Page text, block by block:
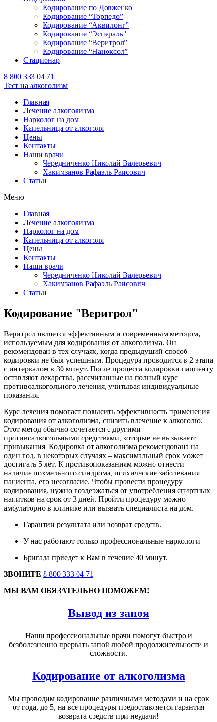
Кодирование по Довженко
Кодирование “Торпедо”
Кодирование “Аквилонг”
Кодирование “Эспераль”
Кодирование “Веритрол”
Кодирование “Наноксол”
Стационар
8 800 333 04 71
Тест на алкоголизм
Главная
Лечение алкоголизма
Нарколог на дом
Капельница от алкоголя
Цены
Контакты
Наши врачи
Чередниченко Николай Валерьевич
Хакимзанов Рафаэль Раисович
Статьи
Меню
Главная
Лечение алкоголизма
Нарколог на дом
Капельница от алкоголя
Цены
Контакты
Наши врачи
Чередниченко Николай Валерьевич
Хакимзанов Рафаэль Раисович
Статьи
Кодирование "Веритрол"
Веритрол является эффективным и современным методом,
используемым для кодирования от алкоголизма. Он
рекомендован в тех случаях, когда предыдущий способ
кодировки не был успешным. Процедура проводится в 2 этапа
с интервалом в 30 минут. После процесса кодировки пациенту
оставляют лекарства, рассчитанные на полный курс
противоалкогольного лечения, учитывая индивидуальные
показания.
Курс лечения помогает повысить эффективность применения
кодирования от алкоголизма, снизить влечение к алкоголю.
Этот метод обычно сочетается с другими
противоалкогольными средствами, которые не вызывают
привыкания. Кодировка от алкоголизма рекомендована на
один год, в некоторых случаях – максимальный срок может
достигать 5 лет. К противопоказаниям можно отнести
наличие похмельного синдрома, психические заболевания
пациента, его несогласие. Чтобы провести процедуру
кодирования, нужно воздержаться от употребления спиртных
напитков на срок от 3 дней. Пройти процедуру можно
амбулаторно в клинике или вызвать специалиста на дом.
Гарантии результата или возврат средств.
У нас работают только профессиональные наркологи.
Бригада приедет к Вам в течение 40 минут.
ЗВОНИТЕ 8 800 333 04 71
МЫ ВАМ ОБЯЗАТЕЛЬНО ПОМОЖЕМ!
Вывод из запоя
Наши профессиональные врачи помогут быстро и
безболезненно прервать запой любой продолжительности и
сложности.
Кодирование от алкоголизма
Мы проводим кодирование различными методами и на срок
от года, до 5, на все процедуры предоставляется гарантия
возврата средств при неудачи!